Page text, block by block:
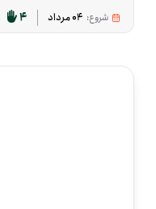
شروع: 04 مرداد 4